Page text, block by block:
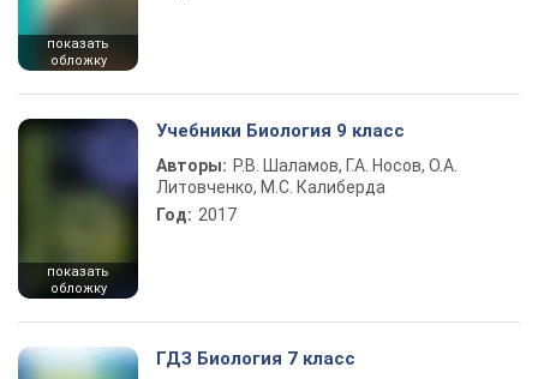
показать
обложку
показать
обложку
Учебники Биология 9 класс
Авторы: Р.В. Шаламов, Г.А. Носов, О.А.
Литовченко, М.С. Калиберда
Год: 2017
ГДЗ Биология 7 класс